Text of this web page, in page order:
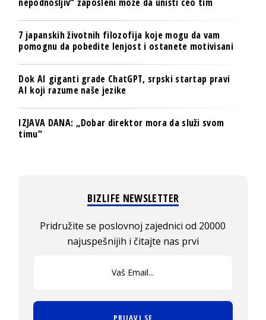
7 japanskih životnih filozofija koje mogu da vam
pomognu da pobedite lenjost i ostanete motivisani
Dok AI giganti grade ChatGPT, srpski startap pravi
AI koji razume naše jezike
IZJAVA DANA: „Dobar direktor mora da služi svom
timu“
BIZLIFE NEWSLETTER
Pridružite se poslovnoj zajednici od 20000
najuspešnijih i čitajte nas prvi
PRIJAVI SE